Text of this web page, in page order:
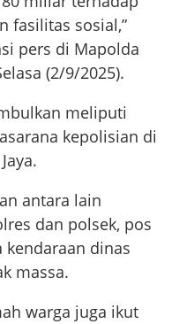
fasilitas sosial,”
pers di Mapolda
(2/9/2025).
meliputi
kepolisian di
antara lain
dan polsek, pos
dinas
massa.
warga juga ikut